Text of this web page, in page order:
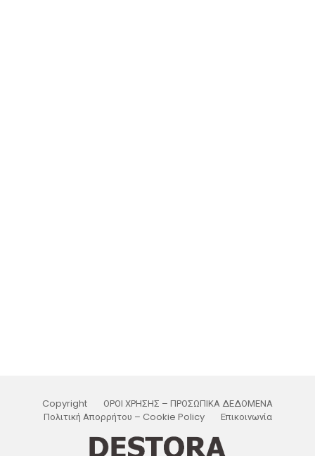
Copyright
ΟΡΟΙ ΧΡΗΣΗΣ – ΠΡΟΣΩΠΙΚΑ ΔΕΔΟΜΕΝΑ
Πολιτική Απορρήτου – Cookie Policy
Επικοινωνία